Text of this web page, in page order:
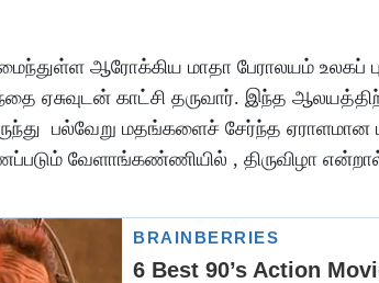
ஆரோக்கிய மாதா பேராலயம் உலகப்
ஏசுவுடன் காட்சி தருவார். இந்த
பல்வேறு மதங்களைச் சேர்ந்த
வேளாங்கண்ணியில் , திருவிழா